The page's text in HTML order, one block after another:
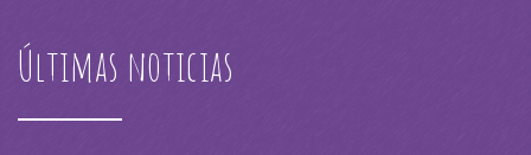
Últimas noticias